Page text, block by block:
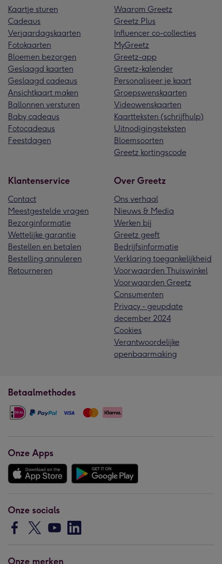
Kaartje sturen
Cadeaus
Verjaardagskaarten
Fotokaarten
Bloemen bezorgen
Geslaagd kaarten
Geslaagd cadeaus
Ansichtkaart maken
Ballonnen versturen
Baby cadeaus
Fotocadeaus
Feestdagen
Waarom Greetz
Greetz Plus
Influencer co-collecties
MyGreetz
Greetz-app
Greetz-kalender
Personaliseer je kaart
Groepswenskaarten
Videowenskaarten
Kaartteksten (schrijfhulp)
Uitnodigingsteksten
Bloemsoorten
Greetz kortingscode
Klantenservice
Contact
Meestgestelde vragen
Bezorginformatie
Wettelijke garantie
Bestellen en betalen
Bestelling annuleren
Retourneren
Over Greetz
Ons verhaal
Nieuws & Media
Werken bij
Greetz geeft
Bedrijfsinformatie
Verklaring toegankelijkheid
Voorwaarden Thuiswinkel
Voorwaarden Greetz
Consumenten
Privacy - geupdate
december 2024
Cookies
Verantwoordelijke
openbaarmaking
Betaalmethodes
Onze Apps
Onze socials
Onze merken